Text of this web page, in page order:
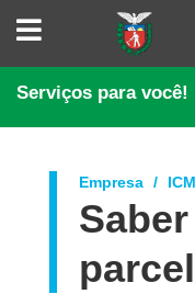
SERVIÇOS
DADOS
Serviços para você!
Empresa